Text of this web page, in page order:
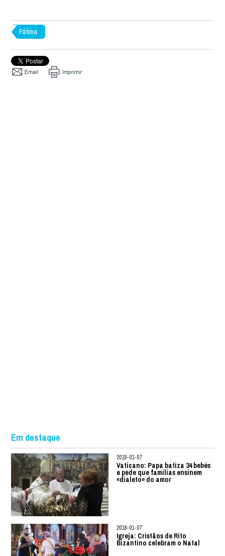
Fátima
Em destaque
2018-01-07
Vaticano: Papa batiza 34 bebés
e pede que famílias ensinem
«dialeto» do amor
2018-01-07
Igreja: Cristãos de Rito
Bizantino celebram o Natal